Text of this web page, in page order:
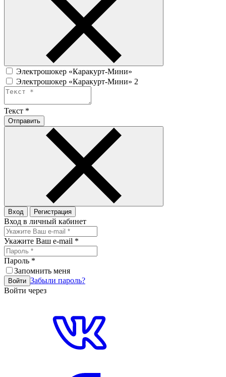
Электрошокер «Каракурт-Мини»
Электрошокер «Каракурт-Мини» 2
Текст *
Отправить
Вход Регистрация
Вход в личный кабинет
Укажите Ваш e-mail *
Пароль *
Запомнить меня
Войти Забыли пароль?
Войти через